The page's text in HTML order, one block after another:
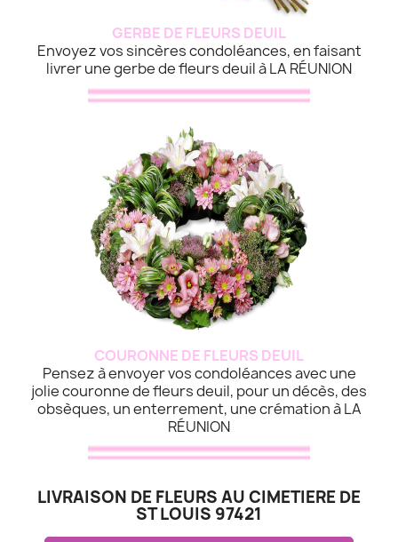
GERBE DE FLEURS DEUIL
Envoyez vos sincères condoléances, en faisant
livrer une gerbe de fleurs deuil à LA RÉUNION
COURONNE DE FLEURS DEUIL
Pensez à envoyer vos condoléances avec une
jolie couronne de fleurs deuil, pour un décès, des
obsèques, un enterrement, une crémation à LA
RÉUNION
LIVRAISON DE FLEURS AU CIMETIERE DE
ST LOUIS 97421